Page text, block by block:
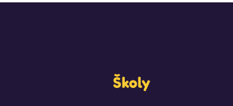
Školy